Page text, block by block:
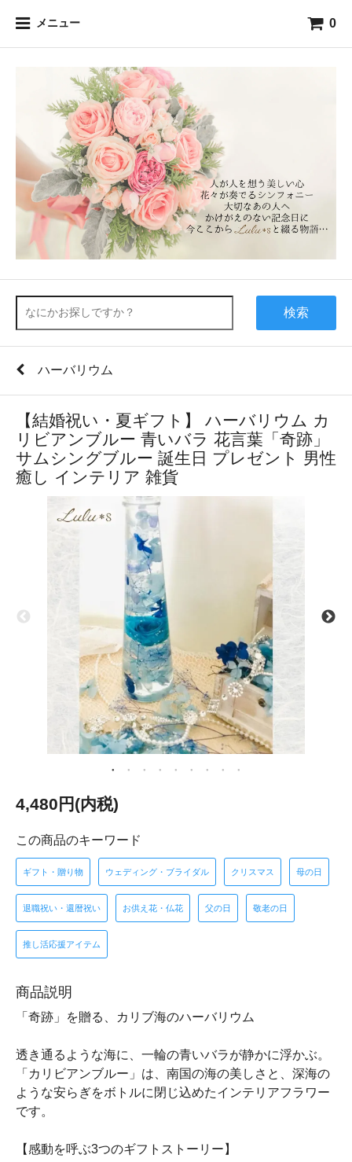
メニュー 0
検索
ハーバリウム
【結婚祝い・夏ギフト】 ハーバリウム カ
リビアンブルー 青いバラ 花言葉「奇跡」
サムシングブルー 誕生日 プレゼント 男性
癒し インテリア 雑貨
4,480円(内税)
この商品のキーワード
ギフト・贈り物 ウェディング・ブライダル クリスマス 母の日
退職祝い・還暦祝い お供え花・仏花 父の日 敬老の日
推し活応援アイテム
商品説明
「奇跡」を贈る、カリブ海のハーバリウム
透き通るような海に、一輪の青いバラが静かに浮かぶ。
「カリビアンブルー」は、南国の海の美しさと、深海の
ような安らぎをボトルに閉じ込めたインテリアフラワー
です。
【感動を呼ぶ3つのギフトストーリー】